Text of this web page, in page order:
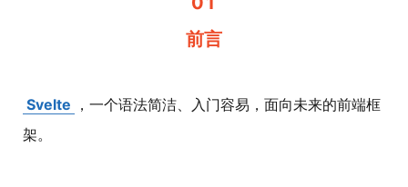
前言
Svelte ，一个语法简洁、入门容易，面向未来的前端框
架。